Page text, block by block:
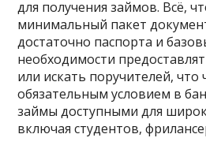
для получения займов. Всё,
минимальный пакет
достаточно паспорта и
необходимости
или искать поручителей, что
обязательным условием в
займы доступными для
включая студентов,